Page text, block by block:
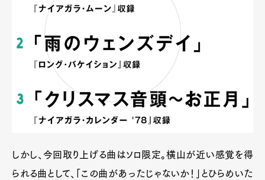
しかし、今回取り上げる曲はソロ限定。横山が近い感覚を得
られる曲として、「この曲があったじゃないか！」とひらめいた